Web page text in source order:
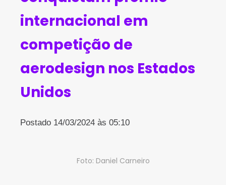
internacional em
competição de
aerodesign nos Estados
Unidos
Postado 14/03/2024 às 05:10
Foto: Daniel Carneiro